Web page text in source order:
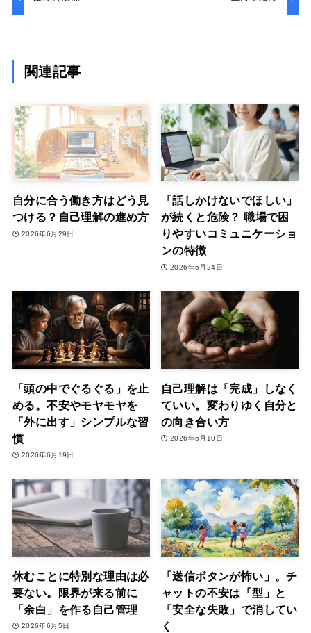
関連記事
自分に合う働き方はどう見
つける？自己理解の進め方
2026年6月29日
「話しかけないでほしい」
が続くと危険？ 職場で困
りやすいコミュニケーショ
ンの特徴
2026年6月24日
「頭の中でぐるぐる」を止
める。不安やモヤモヤを
「外に出す」シンプルな習
慣
2026年6月19日
自己理解は「完成」しなく
ていい。変わりゆく自分と
の向き合い方
2026年6月10日
休むことに特別な理由は必
要ない。限界が来る前に
「余白」を作る自己管理
2026年6月5日
「送信ボタンが怖い」。チ
ャットの不安は「型」と
「安全な失敗」で消してい
く